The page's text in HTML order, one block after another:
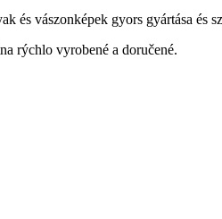
és vászonképek gyors gyártása és
rýchlo vyrobené a doručené.